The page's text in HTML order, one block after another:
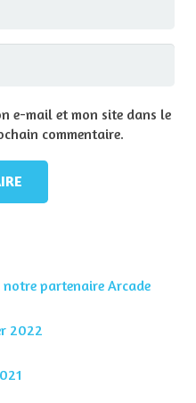
e-mail et mon site dans le
commentaire.
partenaire Arcade
2022